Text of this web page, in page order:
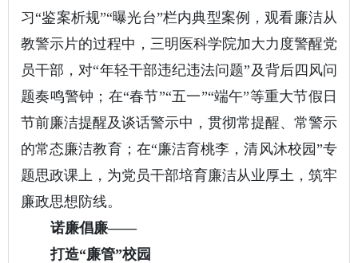
习“鉴案析规”“曝光台”栏内典型案例，观看廉洁从
教警示片的过程中，三明医科学院加大力度警醒党
员干部，对“年轻干部违纪违法问题”及背后四风问
题奏鸣警钟；在“春节”“五一”“端午”等重大节假日
节前廉洁提醒及谈话警示中，贯彻常提醒、常警示
的常态廉洁教育；在“廉洁育桃李，清风沐校园”专
题思政课上，为党员干部培育廉洁从业厚土，筑牢
廉政思想防线。
诺廉倡廉——
打造“廉管”校园